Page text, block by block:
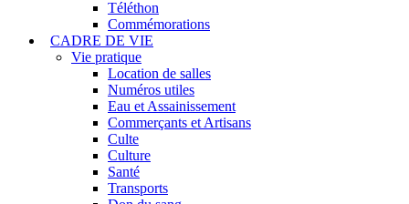
Téléthon
Commémorations
CADRE DE VIE
Vie pratique
Location de salles
Numéros utiles
Eau et Assainissement
Commerçants et Artisans
Culte
Culture
Santé
Transports